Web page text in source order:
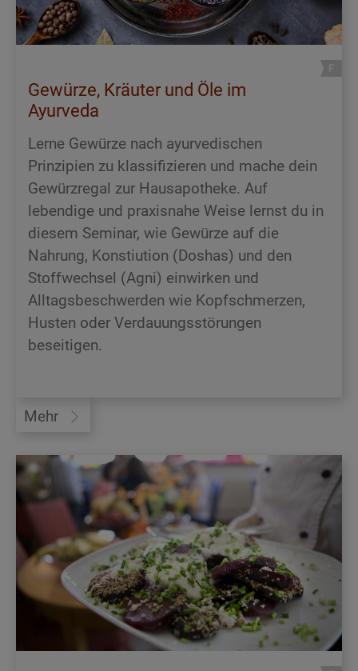
Gewürze, Kräuter und Öle im
Ayurveda
Lerne Gewürze nach ayurvedischen
Prinzipien zu klassifizieren und mache dein
Gewürzregal zur Hausapotheke. Auf
lebendige und praxisnahe Weise lernst du in
diesem Seminar, wie Gewürze auf die
Nahrung, Konstiution (Doshas) und den
Stoffwechsel (Agni) einwirken und
Alltagsbeschwerden wie Kopfschmerzen,
Husten oder Verdauungsstörungen
beseitigen.
Mehr